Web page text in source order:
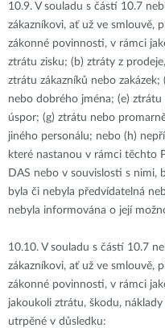
10.9. V souladu s částí 10.7
zákazníkovi, ať už ve smlouvě,
zákonné povinnosti, v rámci
ztrátu zisku; (b) ztráty z
ztrátu zákazníků nebo
nebo dobrého jména; (e)
úspor; (g) ztrátu nebo
jiného personálu; nebo (h)
které nastanou v rámci těchto
DAS nebo v souvislosti s nimi,
byla či nebyla předvídatelná
nebyla informována o její
10.10. V souladu s částí 10.7
zákazníkovi, ať už ve smlouvě,
zákonné povinnosti, v rámci
jakoukoli ztrátu, škodu,
utrpěné v důsledku: